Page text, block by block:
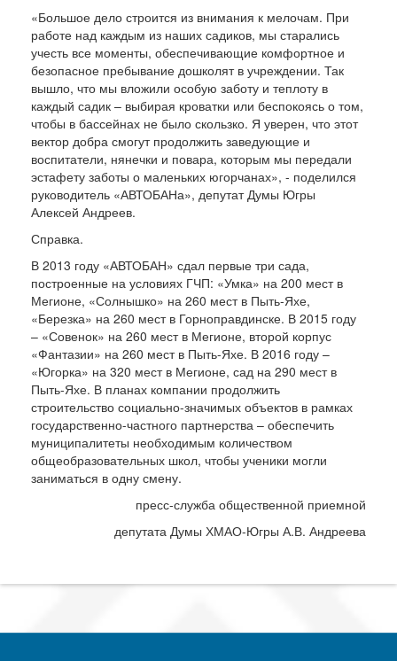
«Большое дело строится из внимания к мелочам. При
работе над каждым из наших садиков, мы старались
учесть все моменты, обеспечивающие комфортное и
безопасное пребывание дошколят в учреждении. Так
вышло, что мы вложили особую заботу и теплоту в
каждый садик – выбирая кроватки или беспокоясь о том,
чтобы в бассейнах не было скользко. Я уверен, что этот
вектор добра смогут продолжить заведующие и
воспитатели, нянечки и повара, которым мы передали
эстафету заботы о маленьких югорчанах», - поделился
руководитель «АВТОБАНа», депутат Думы Югры
Алексей Андреев.
Справка.
В 2013 году «АВТОБАН» сдал первые три сада,
построенные на условиях ГЧП: «Умка» на 200 мест в
Мегионе, «Солнышко» на 260 мест в Пыть-Яхе,
«Березка» на 260 мест в Горноправдинске. В 2015 году
– «Совенок» на 260 мест в Мегионе, второй корпус
«Фантазии» на 260 мест в Пыть-Яхе. В 2016 году –
«Югорка» на 320 мест в Мегионе, сад на 290 мест в
Пыть-Яхе. В планах компании продолжить
строительство социально-значимых объектов в рамках
государственно-частного партнерства – обеспечить
муниципалитеты необходимым количеством
общеобразовательных школ, чтобы ученики могли
заниматься в одну смену.
пресс-служба общественной приемной
депутата Думы ХМАО-Югры А.В. Андреева